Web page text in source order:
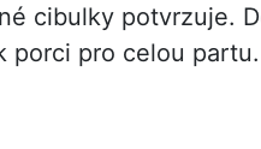
cibulky potvrzuje.
porci pro celou partu.